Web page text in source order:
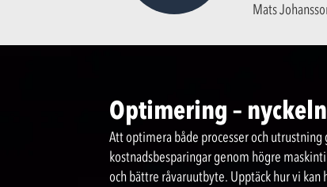
Mats
Optimering –
Att optimera både processer och
kostnadsbesparingar genom högre
och bättre råvaruutbyte. Upptäck hur vi